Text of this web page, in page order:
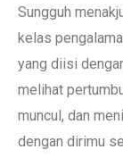
Sungguh
kelas
yang diisi
melihat
muncul, dan
dengan dirimu